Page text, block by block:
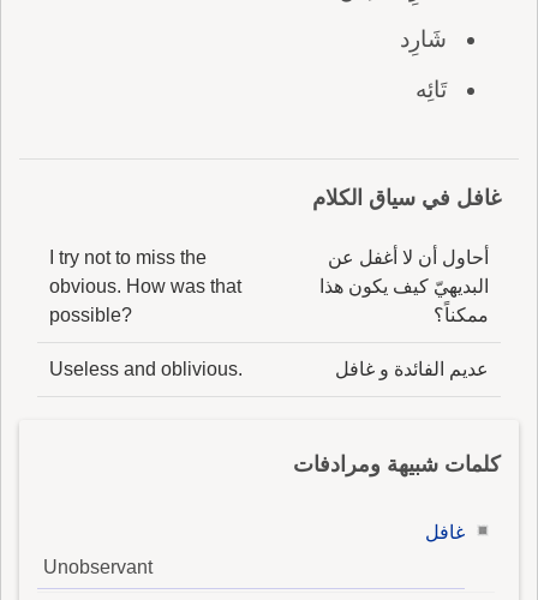
شَارِد
تَائِه
غافل في سياق الكلام
أحاول أن لا أغفل عن
البديهيّ كيف يكون هذا
ممكناً؟
I try not to miss the
obvious. How was that
possible?
عديم الفائدة و غافل Useless and oblivious.
كلمات شبيهة ومرادفات
غافل
Unobservant